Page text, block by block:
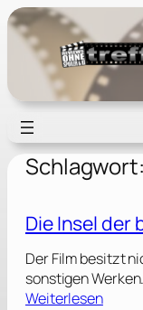
Zum
Inhalt
springen
Schlagwort:
Die Insel der
Der Film besitzt
sonstigen
Weiterlesen: